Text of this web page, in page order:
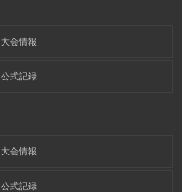
大会情報
公式記録
大会情報
公式記録